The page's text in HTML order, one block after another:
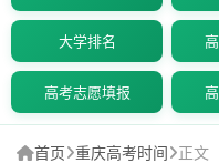
大学排名
高考志愿填报
首页 重庆高考时间 正文